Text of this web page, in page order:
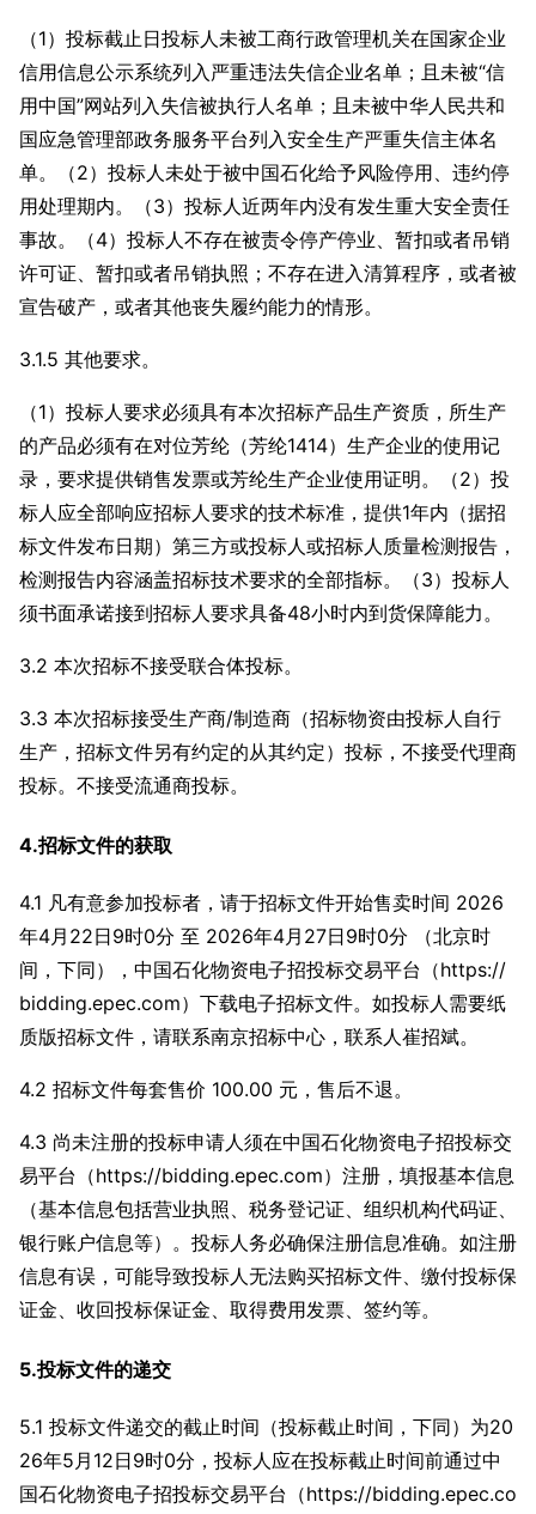
（1）投标截止日投标人未被工商行政管理机关在国家企业
信用信息公示系统列入严重违法失信企业名单；且未被“信
用中国”网站列入失信被执行人名单；且未被中华人民共和
国应急管理部政务服务平台列入安全生产严重失信主体名
单。（2）投标人未处于被中国石化给予风险停用、违约停
用处理期内。（3）投标人近两年内没有发生重大安全责任
事故。（4）投标人不存在被责令停产停业、暂扣或者吊销
许可证、暂扣或者吊销执照；不存在进入清算程序，或者被
宣告破产，或者其他丧失履约能力的情形。
3.1.5 其他要求。
（1）投标人要求必须具有本次招标产品生产资质，所生产
的产品必须有在对位芳纶（芳纶1414）生产企业的使用记
录，要求提供销售发票或芳纶生产企业使用证明。（2）投
标人应全部响应招标人要求的技术标准，提供1年内（据招
标文件发布日期）第三方或投标人或招标人质量检测报告，
检测报告内容涵盖招标技术要求的全部指标。（3）投标人
须书面承诺接到招标人要求具备48小时内到货保障能力。
3.2 本次招标不接受联合体投标。
3.3 本次招标接受生产商/制造商（招标物资由投标人自行
生产，招标文件另有约定的从其约定）投标，不接受代理商
投标。不接受流通商投标。
4.招标文件的获取
4.1 凡有意参加投标者，请于招标文件开始售卖时间 2026
年4月22日9时0分 至 2026年4月27日9时0分 （北京时
间，下同），中国石化物资电子招投标交易平台（https://
bidding.epec.com）下载电子招标文件。如投标人需要纸
质版招标文件，请联系南京招标中心，联系人崔招斌。
4.2 招标文件每套售价 100.00 元，售后不退。
4.3 尚未注册的投标申请人须在中国石化物资电子招投标交
易平台（https://bidding.epec.com）注册，填报基本信息
（基本信息包括营业执照、税务登记证、组织机构代码证、
银行账户信息等）。投标人务必确保注册信息准确。如注册
信息有误，可能导致投标人无法购买招标文件、缴付投标保
证金、收回投标保证金、取得费用发票、签约等。
5.投标文件的递交
5.1 投标文件递交的截止时间（投标截止时间，下同）为20
26年5月12日9时0分，投标人应在投标截止时间前通过中
国石化物资电子招投标交易平台（https://bidding.epec.co